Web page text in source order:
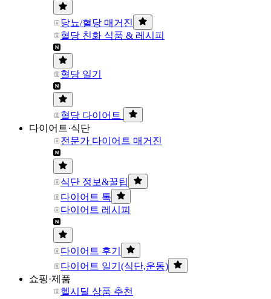
당뇨/혈당 매거진
혈당 친화 식품 & 레시피
혈당 일기
혈당 다이어트
다이어트·식단
전문가 다이어트 매거진
식단 정보&꿀팁
다이어트 톡
다이어트 레시피
다이어트 후기
다이어트 일기(식단,운동)
쇼핑·제품
헬시딜 상품 추천